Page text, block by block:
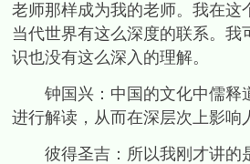
老师那样成为我的老师。我在
当代世界有这么深度的联系。
识也没有这么深入的理解。
钟国兴：中国的文化中儒释道
进行解读，从而在深层次上影
彼得圣吉：所以我刚才讲的是